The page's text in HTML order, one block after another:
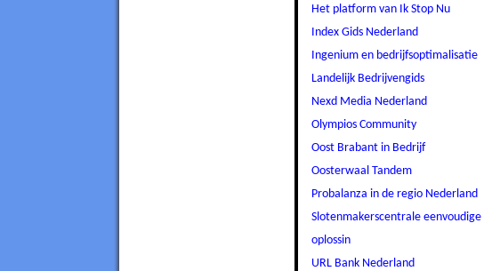
Het platform van Ik Stop Nu
Index Gids Nederland
Ingenium en bedrijfsoptimalisatie
Landelijk Bedrijvengids
Nexd Media Nederland
Olympios Community
Oost Brabant in Bedrijf
Oosterwaal Tandem
Probalanza in de regio Nederland
Slotenmakerscentrale eenvoudige
oplossin
URL Bank Nederland